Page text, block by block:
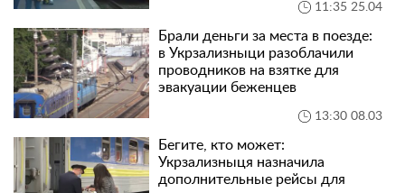
11:35 25.04
Брали деньги за места в поезде:
в Укрзализныци разоблачили
проводников на взятке для
эвакуации беженцев
13:30 08.03
Бегите, кто может:
Укрзализныця назначила
дополнительные рейсы для